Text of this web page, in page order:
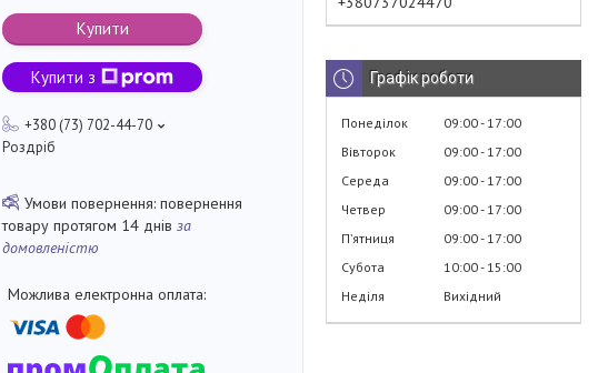
Купити
Купити з
+380 (73) 702-44-70
Роздріб
повернення
товару протягом 14 днів за
домовленістю
Графік роботи
Понеділок 09:00 17:00
Вівторок
09:00 17:00
Середа
09:00 17:00
Четвер
09:00 17:00
Пʼятниця
09:00 17:00
Субота
10:00 15:00
Неділя
Вихідний